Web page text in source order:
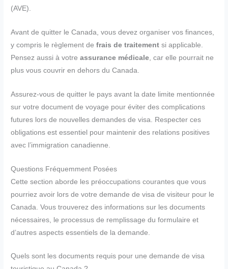
(AVE).
Avant de quitter le Canada, vous devez organiser vos finances,
y compris le règlement defrais de traitement si applicable.
Pensez aussi à votreassurance médicale , car elle pourrait ne
plus vous couvrir en dehors du Canada.
Assurez-vous de quitter le pays avant la date limite mentionnée
sur votre document de voyage pour éviter des complications
futures lors de nouvelles demandes de visa. Respecter ces
obligations est essentiel pour maintenir des relations positives
avec l’immigration canadienne.
Questions Fréquemment Posées
Cette section aborde les préoccupations courantes que vous
pourriez avoir lors de votre demande de visa de visiteur pour le
Canada. Vous trouverez des informations sur les documents
nécessaires, le processus de remplissage du formulaire et
d’autres aspects essentiels de la demande.
Quels sont les documents requis pour une demande de visa